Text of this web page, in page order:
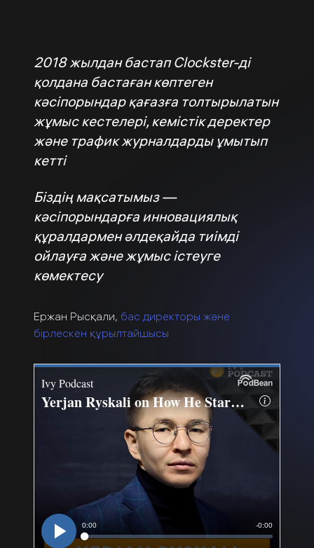
2018 жылдан бастап Clockster-ді
қолдана бастаған көптеген
кәсіпорындар қағазға толтырылатын
жұмыс кестелері, кемістік деректер
және трафик журналдарды ұмытып
кетті
Біздің мақсатымыз —
кәсіпорындарға инновациялық
құралдармен әлдеқайда тиімді
ойлауға және жұмыс істеуге
көмектесу
Ержан Рысқали, бас директоры және
бірлескен құрылтайшысы